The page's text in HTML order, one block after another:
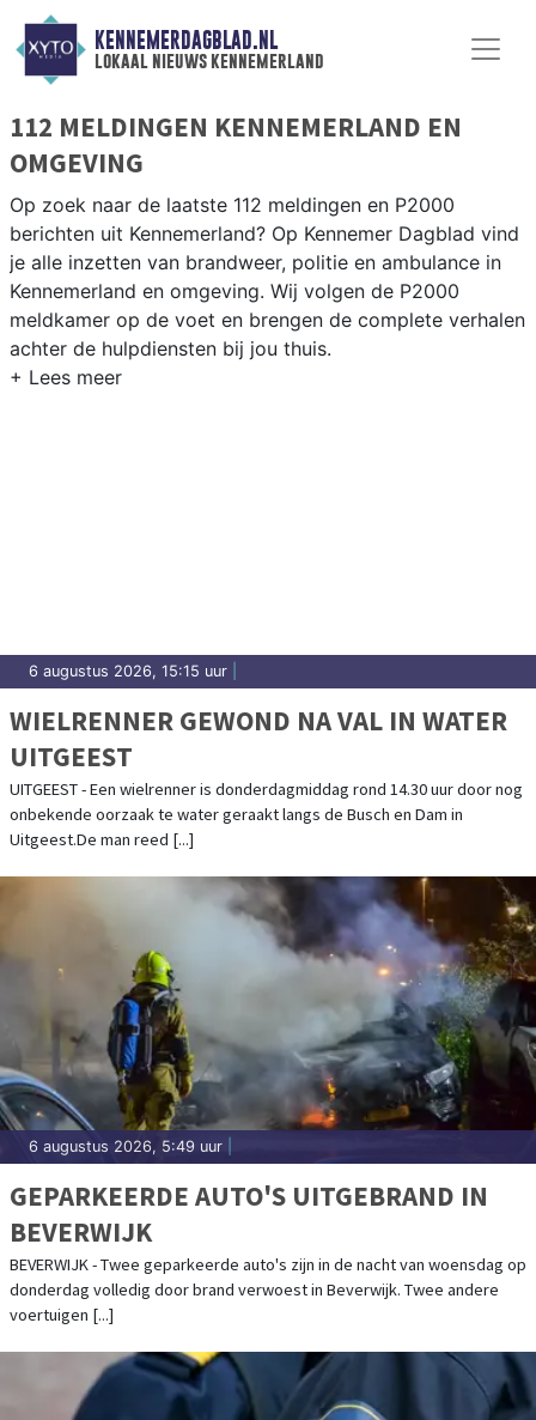
KENNEMERDAGBLAD.NL
lokaal nieuws kennemerland
112 MELDINGEN KENNEMERLAND EN
OMGEVING
Op zoek naar de laatste 112 meldingen en P2000
berichten uit Kennemerland? Op Kennemer Dagblad vind
je alle inzetten van brandweer, politie en ambulance in
Kennemerland en omgeving. Wij volgen de P2000
meldkamer op de voet en brengen de complete verhalen
achter de hulpdiensten bij jou thuis.
6 augustus 2026, 15:15 uur
WIELRENNER GEWOND NA VAL IN WATER
UITGEEST
UITGEEST - Een wielrenner is donderdagmiddag rond 14.30 uur door nog
onbekende oorzaak te water geraakt langs de Busch en Dam in
Uitgeest.De man reed [...]
6 augustus 2026, 5:49 uur
GEPARKEERDE AUTO'S UITGEBRAND IN
BEVERWIJK
BEVERWIJK - Twee geparkeerde auto's zijn in de nacht van woensdag op
donderdag volledig door brand verwoest in Beverwijk. Twee andere
voertuigen [...]